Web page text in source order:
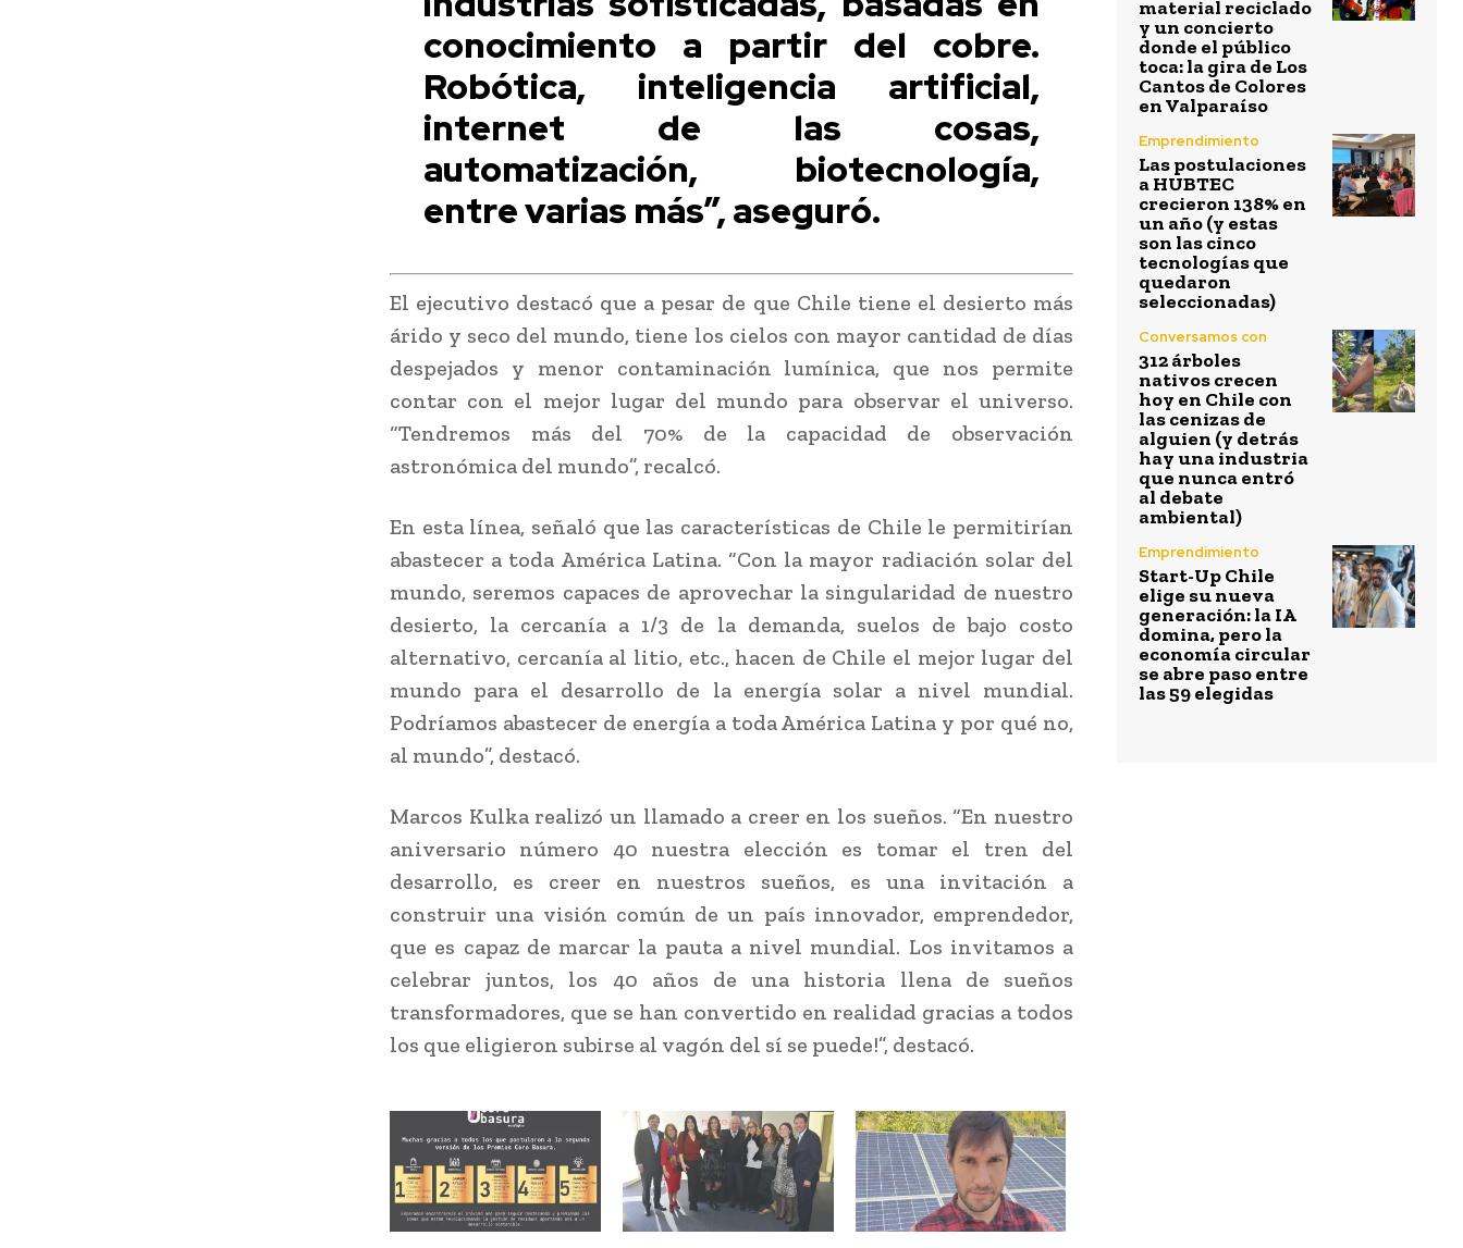
conocimiento a partir del cobre.
Robótica, inteligencia artificial,
internet de las cosas,
automatización, biotecnología,
entre varias más”, aseguró.
El ejecutivo destacó que a pesar de que Chile tiene el desierto más
árido y seco del mundo, tiene los cielos con mayor cantidad de días
despejados y menor contaminación lumínica, que nos permite
contar con el mejor lugar del mundo para observar el universo.
“Tendremos más del 70% de la capacidad de observación
astronómica del mundo”, recalcó.
En esta línea, señaló que las características de Chile le permitirían
abastecer a toda América Latina. “Con la mayor radiación solar del
mundo, seremos capaces de aprovechar la singularidad de nuestro
desierto, la cercanía a 1/3 de la demanda, suelos de bajo costo
alternativo, cercanía al litio, etc., hacen de Chile el mejor lugar del
mundo para el desarrollo de la energía solar a nivel mundial.
Podríamos abastecer de energía a toda América Latina y por qué no,
al mundo”, destacó.
Marcos Kulka realizó un llamado a creer en los sueños. “En nuestro
aniversario número 40 nuestra elección es tomar el tren del
desarrollo, es creer en nuestros sueños, es una invitación a
construir una visión común de un país innovador, emprendedor,
que es capaz de marcar la pauta a nivel mundial. Los invitamos a
celebrar juntos, los 40 años de una historia llena de sueños
transformadores, que se han convertido en realidad gracias a todos
los que eligieron subirse al vagón del sí se puede!”, destacó.
material reciclado
y un concierto
donde el público
toca: la gira de Los
Cantos de Colores
en Valparaíso
Emprendimiento
Las postulaciones
a HUBTEC
crecieron 138% en
un año (y estas
son las cinco
tecnologías que
quedaron
seleccionadas)
Conversamos con
312 árboles
nativos crecen
hoy en Chile con
las cenizas de
alguien (y detrás
hay una industria
que nunca entró
al debate
ambiental)
Emprendimiento
Start-Up Chile
elige su nueva
generación: la IA
domina, pero la
economía circular
se abre paso entre
las 59 elegidas